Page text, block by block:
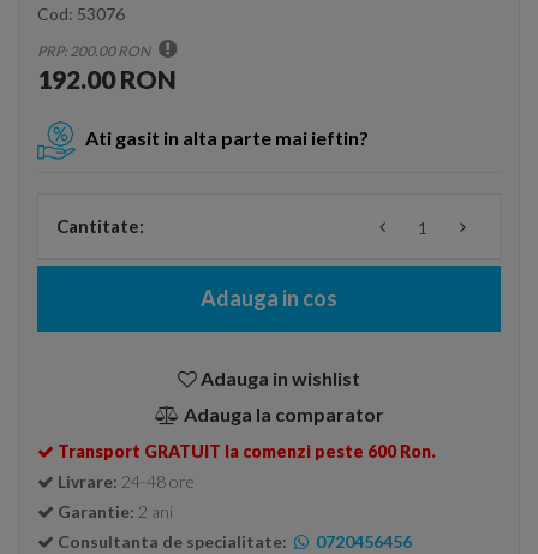
Cod: 53076
PRP: 200.00 RON
192.00 RON
Ati gasit in alta parte mai ieftin?
Cantitate:
Adauga in cos
Adauga in wishlist
Adauga la comparator
Transport GRATUIT la comenzi peste 600 Ron.
Livrare: 24-48 ore
Garantie: 2 ani
Consultanta de specialitate:
0720456456